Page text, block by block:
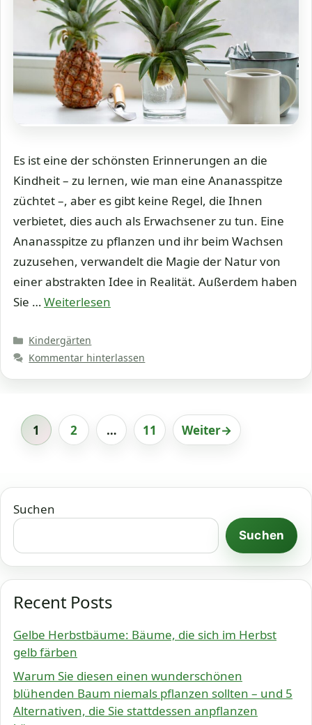
Es ist eine der schönsten Erinnerungen an die
Kindheit – zu lernen, wie man eine Ananasspitze
züchtet –, aber es gibt keine Regel, die Ihnen
verbietet, dies auch als Erwachsener zu tun. Eine
Ananasspitze zu pflanzen und ihr beim Wachsen
zuzusehen, verwandelt die Magie der Natur von
einer abstrakten Idee in Realität. Außerdem haben
Sie …Weiterlesen
Kategorien
Kindergärten
Kommentar hinterlassen
Seite
1 Seite
2 … Seite
11 Weiter→
Suchen
Suchen
Recent Posts
Gelbe Herbstbäume: Bäume, die sich im Herbst
gelb färben
Warum Sie diesen einen wunderschönen
blühenden Baum niemals pflanzen sollten – und 5
Alternativen, die Sie stattdessen anpflanzen